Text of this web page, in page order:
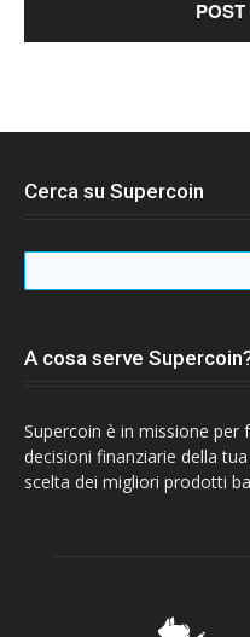
Cerca su Supercoin
A cosa serve
Supercoin è in missione
decisioni finanziarie della
scelta dei migliori prodotti